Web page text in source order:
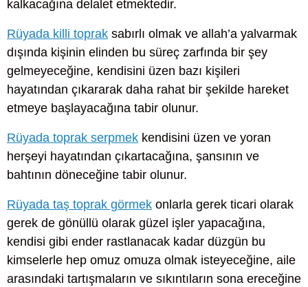
kalkacağına delalet etmektedir.
Rüyada killi toprak sabırlı olmak ve allah’a yalvarmak
dışında kişinin elinden bu süreç zarfında bir şey
gelmeyeceğine, kendisini üzen bazı kişileri
hayatından çıkararak daha rahat bir şekilde hareket
etmeye başlayacağına tabir olunur.
Rüyada toprak serpmek kendisini üzen ve yoran
herşeyi hayatından çıkartacağına, şansının ve
bahtının döneceğine tabir olunur.
Rüyada taş toprak görmek onlarla gerek ticari olarak
gerek de gönüllü olarak güzel işler yapacağına,
kendisi gibi ender rastlanacak kadar düzgün bu
kimselerle hep omuz omuza olmak isteyeceğine, aile
arasındaki tartışmaların ve sıkıntıların sona ereceğine